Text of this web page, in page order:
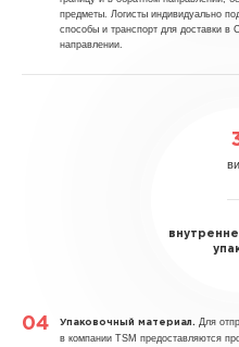
предметы. Логисты индивидуально
способы и транспорт для доставки в
направлении.
Упаковочный материал. Для
в компании TSM предоставляются